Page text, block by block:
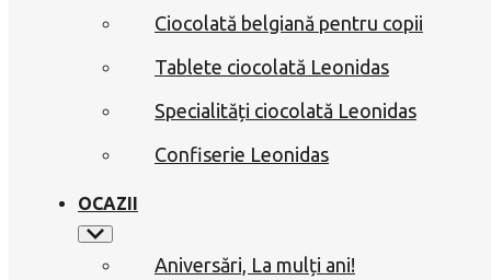
Ciocolată belgiană pentru copii
Tablete ciocolată Leonidas
Specialități ciocolată Leonidas
Confiserie Leonidas
OCAZII
Aniversări, La mulți ani!